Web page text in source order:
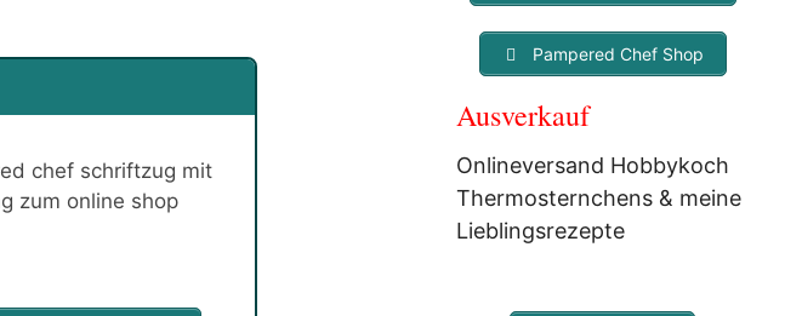
Pampered Chef Shop
Ausverkauf
Onlineversand Hobbykoch
Thermosternchens & meine
Lieblingsrezepte